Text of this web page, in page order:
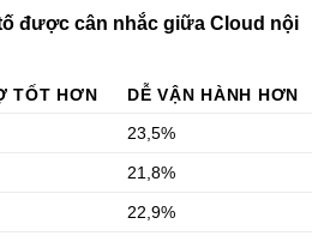
được cân nhắc giữa Cloud nội
TỐT HƠN
DỄ VẬN HÀNH HƠN
23,5%
21,8%
22,9%